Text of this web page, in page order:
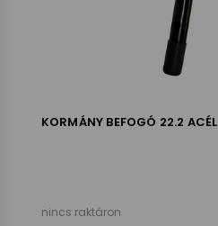
KORMÁNY BEFOGÓ 22.2 ACÉL
nincs raktáron